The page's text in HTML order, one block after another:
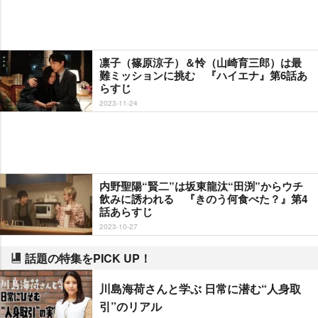
凛子（篠原涼子）＆怜（山崎育三郎）は最
難ミッションに挑む 『ハイエナ』第6話あ
らすじ
2023-11-24
内野聖陽“賢二”は坂東龍汰“田渕”からウチ
飲みに誘われる 『きのう何食べた？』第4
話あらすじ
2023-10-27
話題の特集をPICK UP！
川島海荷さんと学ぶ 日常に潜む“人身取
引”のリアル